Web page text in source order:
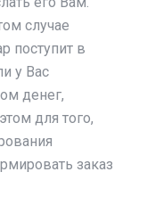
случае
поступит в
у Вас
денег,
для того,
заказ